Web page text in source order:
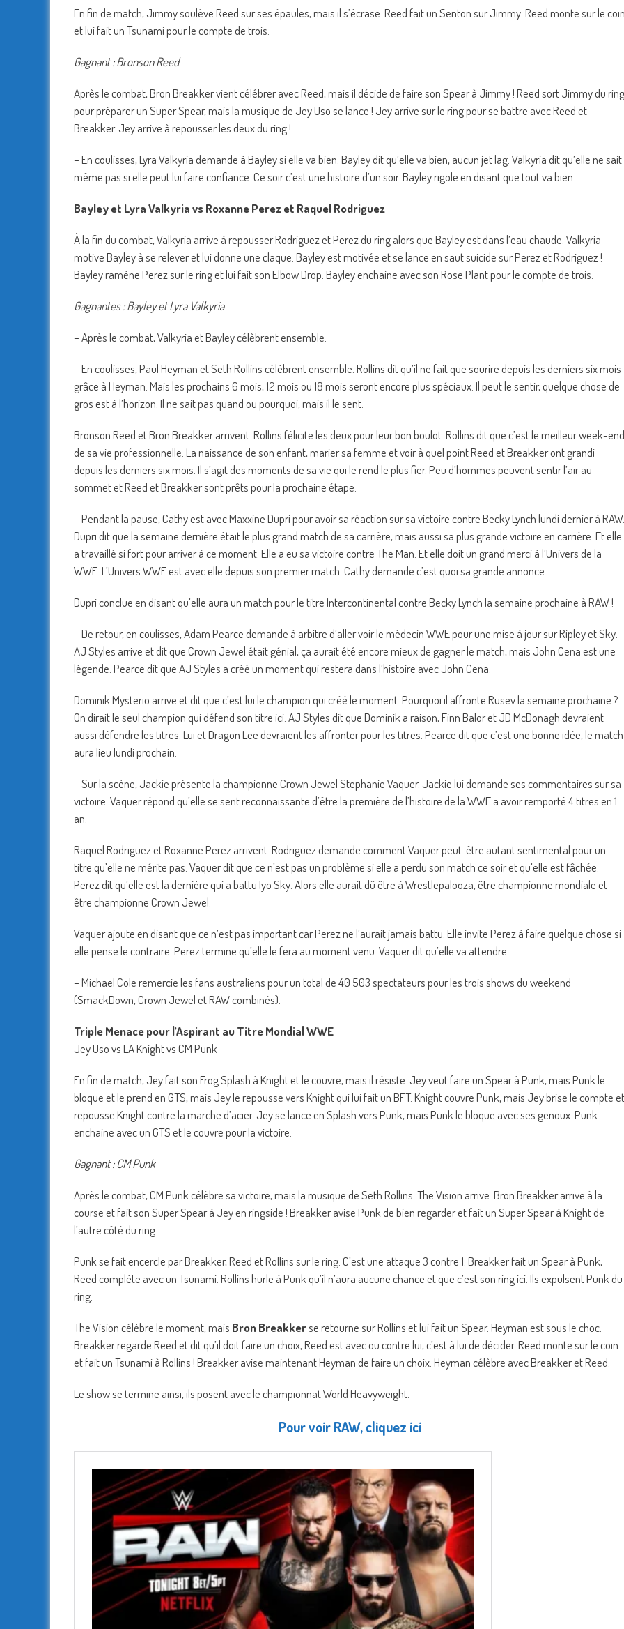
En fin de match, Jimmy soulève Reed sur ses épaules, mais il s’écrase. Reed fait un Senton sur Jimmy. Reed monte sur le
et lui fait un Tsunami pour le compte de trois.
Gagnant : Bronson Reed
Après le combat, Bron Breakker vient célébrer avec Reed, mais il décide de faire son Spear à Jimmy ! Reed sort Jimmy du ring
pour préparer un Super Spear, mais la musique de Jey Uso se lance ! Jey arrive sur le ring pour se battre avec Reed et
Breakker. Jey arrive à repousser les deux du ring !
– En coulisses, Lyra Valkyria demande à Bayley si elle va bien. Bayley dit qu’elle va bien, aucun jet lag. Valkyria dit qu’elle ne sait
même pas si elle peut lui faire confiance. Ce soir c’est une histoire d’un soir. Bayley rigole en disant que tout va bien.
Bayley et Lyra Valkyria vs Roxanne Perez et Raquel Rodriguez
À la fin du combat, Valkyria arrive à repousser Rodriguez et Perez du ring alors que Bayley est dans l’eau chaude. Valkyria
motive Bayley à se relever et lui donne une claque. Bayley est motivée et se lance en saut suicide sur Perez et Rodriguez !
Bayley ramène Perez sur le ring et lui fait son Elbow Drop. Bayley enchaine avec son Rose Plant pour le compte de trois.
Gagnantes : Bayley et Lyra Valkyria
– Après le combat, Valkyria et Bayley célèbrent ensemble.
– En coulisses, Paul Heyman et Seth Rollins célèbrent ensemble. Rollins dit qu’il ne fait que sourire depuis les derniers six mois
grâce à Heyman. Mais les prochains 6 mois, 12 mois ou 18 mois seront encore plus spéciaux. Il peut le sentir, quelque chose de
gros est à l’horizon. Il ne sait pas quand ou pourquoi, mais il le sent.
Bronson Reed et Bron Breakker arrivent. Rollins félicite les deux pour leur bon boulot. Rollins dit que c’est le meilleur week-end
de sa vie professionnelle. La naissance de son enfant, marier sa femme et voir à quel point Reed et Breakker ont grandi
depuis les derniers six mois. Il s’agit des moments de sa vie qui le rend le plus fier. Peu d’hommes peuvent sentir l’air au
sommet et Reed et Breakker sont prêts pour la prochaine étape.
– Pendant la pause, Cathy est avec Maxxine Dupri pour avoir sa réaction sur sa victoire contre Becky Lynch lundi dernier à RAW.
Dupri dit que la semaine dernière était le plus grand match de sa carrière, mais aussi sa plus grande victoire en carrière. Et elle
a travaillé si fort pour arriver à ce moment. Elle a eu sa victoire contre The Man. Et elle doit un grand merci à l’Univers de la
WWE. L’Univers WWE est avec elle depuis son premier match. Cathy demande c’est quoi sa grande annonce.
Dupri conclue en disant qu’elle aura un match pour le titre Intercontinental contre Becky Lynch la semaine prochaine à RAW !
– De retour, en coulisses, Adam Pearce demande à arbitre d’aller voir le médecin WWE pour une mise à jour sur Ripley et Sky.
AJ Styles arrive et dit que Crown Jewel était génial, ça aurait été encore mieux de gagner le match, mais John Cena est une
légende. Pearce dit que AJ Styles a créé un moment qui restera dans l’histoire avec John Cena.
Dominik Mysterio arrive et dit que c’est lui le champion qui créé le moment. Pourquoi il affronte Rusev la semaine prochaine ?
On dirait le seul champion qui défend son titre ici. AJ Styles dit que Dominik a raison, Finn Balor et JD McDonagh devraient
aussi défendre les titres. Lui et Dragon Lee devraient les affronter pour les titres. Pearce dit que c’est une bonne idée, le match
aura lieu lundi prochain.
– Sur la scène, Jackie présente la championne Crown Jewel Stephanie Vaquer. Jackie lui demande ses commentaires sur sa
victoire. Vaquer répond qu’elle se sent reconnaissante d’être la première de l’histoire de la WWE a avoir remporté 4 titres en 1
an.
Raquel Rodriguez et Roxanne Perez arrivent. Rodriguez demande comment Vaquer peut-être autant sentimental pour un
titre qu’elle ne mérite pas. Vaquer dit que ce n’est pas un problème si elle a perdu son match ce soir et qu’elle est fâchée.
Perez dit qu’elle est la dernière qui a battu Iyo Sky. Alors elle aurait dû être à Wrestlepalooza, être championne mondiale et
être championne Crown Jewel.
Vaquer ajoute en disant que ce n’est pas important car Perez ne l’aurait jamais battu. Elle invite Perez à faire quelque chose si
elle pense le contraire. Perez termine qu’elle le fera au moment venu. Vaquer dit qu’elle va attendre.
– Michael Cole remercie les fans australiens pour un total de 40 503 spectateurs pour les trois shows du weekend
(SmackDown, Crown Jewel et RAW combinés).
Triple Menace pour l’Aspirant au Titre Mondial WWE
Jey Uso vs LA Knight vs CM Punk
En fin de match, Jey fait son Frog Splash à Knight et le couvre, mais il résiste. Jey veut faire un Spear à Punk, mais Punk le
bloque et le prend en GTS, mais Jey le repousse vers Knight qui lui fait un BFT. Knight couvre Punk, mais Jey brise le compte et
repousse Knight contre la marche d’acier. Jey se lance en Splash vers Punk, mais Punk le bloque avec ses genoux. Punk
enchaine avec un GTS et le couvre pour la victoire.
Gagnant : CM Punk
Après le combat, CM Punk célèbre sa victoire, mais la musique de Seth Rollins. The Vision arrive. Bron Breakker arrive à la
course et fait son Super Spear à Jey en ringside ! Breakker avise Punk de bien regarder et fait un Super Spear à Knight de
l’autre côté du ring.
Punk se fait encercle par Breakker, Reed et Rollins sur le ring. C’est une attaque 3 contre 1. Breakker fait un Spear à Punk,
Reed complète avec un Tsunami. Rollins hurle à Punk qu’il n’aura aucune chance et que c’est son ring ici. Ils expulsent Punk du
ring.
The Vision célèbre le moment, mais Bron Breakkerse retourne sur Rollins et lui fait un Spear. Heyman est sous le choc.
Breakker regarde Reed et dit qu’il doit faire un choix, Reed est avec ou contre lui, c’est à lui de décider. Reed monte sur le coin
et fait un Tsunami à Rollins ! Breakker avise maintenant Heyman de faire un choix. Heyman célèbre avec Breakker et Reed.
Le show se termine ainsi, ils posent avec le championnat World Heavyweight.
Pour voir RAW, cliquez ici